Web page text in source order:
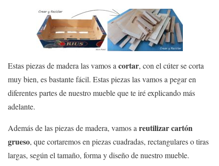
Estas piezas de madera las vamos a cortar, con el cúter se corta
muy bien, es bastante fácil. Estas piezas las vamos a pegar en
diferentes partes de nuestro mueble que te iré explicando más
adelante.
Además de las piezas de madera, vamos a reutilizar cartón
grueso, que cortaremos en piezas cuadradas, rectangulares o tiras
largas, según el tamaño, forma y diseño de nuestro mueble.